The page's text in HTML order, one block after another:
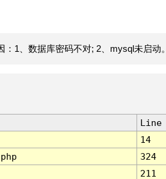
1、数据库密码不对; 2、mysql未启动。
Line
14
324
211